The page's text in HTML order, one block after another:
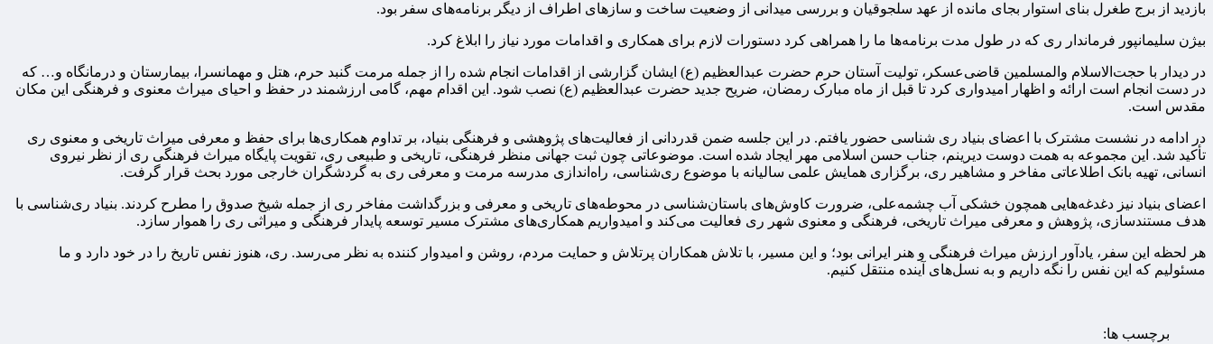
بازدید از برج طغرل بنای استوار بجای مانده از عهد سلجوقیان و بررسی میدانی از وضعیت ساخت و سازهای اطراف از دیگر برنامه‌های سفر بود.
بیژن سلیمانپور فرماندار ری که در طول مدت برنامه‌ها ما را همراهی کرد دستورات لازم برای همکاری و اقدامات مورد نیاز را ابلاغ کرد.
در دیدار با حجت‌الاسلام والمسلمین قاضی‌عسکر، تولیت آستان حرم حضرت عبدالعظیم (ع) ایشان گزارشی از اقدامات انجام شده را از جمله مرمت گنبد حرم، هتل و مهمانسرا، بیمارستان و درمانگاه و… که
در دست انجام است ارائه و اظهار امیدواری کرد تا قبل از ماه مبارک رمضان، ضریح جدید حضرت عبدالعظیم (ع) نصب شود. این اقدام مهم، گامی ارزشمند در حفظ و احیای میراث معنوی و فرهنگی این مکان
مقدس است.
در ادامه در نشست مشترک با اعضای بنیاد ری شناسی حضور یافتم. در این جلسه ضمن قدردانی از فعالیت‌های پژوهشی و فرهنگی بنیاد، بر تداوم همکاری‌ها برای حفظ و معرفی میراث تاریخی و معنوی ری
تأکید شد. این مجموعه به همت دوست دیرینم، جناب حسن اسلامی مهر ایجاد شده است. موضوعاتی چون ثبت جهانی منظر فرهنگی، تاریخی و طبیعی ری، تقویت پایگاه میراث فرهنگی ری از نظر نیروی
انسانی، تهیه بانک اطلاعاتی مفاخر و مشاهیر ری، برگزاری همایش علمی سالیانه با موضوع ری‌شناسی، راه‌اندازی مدرسه مرمت و معرفی ری به گردشگران خارجی مورد بحث قرار گرفت.
اعضای بنیاد نیز دغدغه‌هایی همچون خشکی آب چشمه‌علی، ضرورت کاوش‌های باستان‌شناسی در محوطه‌های تاریخی و معرفی و بزرگداشت مفاخر ری از جمله شیخ صدوق را مطرح کردند. بنیاد ری‌شناسی با
هدف مستندسازی، پژوهش و معرفی میراث تاریخی، فرهنگی و معنوی شهر ری فعالیت می‌کند و امیدواریم همکاری‌های مشترک مسیر توسعه پایدار فرهنگی و میراثی ری را هموار سازد.
هر لحظه این سفر، یادآور ارزش میراث فرهنگی و هنر ایرانی بود؛ و این مسیر، با تلاش همکاران پرتلاش و حمایت مردم، روشن و امیدوار کننده به نظر می‌رسد. ری، هنوز نفس تاریخ را در خود دارد و ما
مسئولیم که این نفس را نگه داریم و به نسل‌های آینده منتقل کنیم.
برچسب ها: